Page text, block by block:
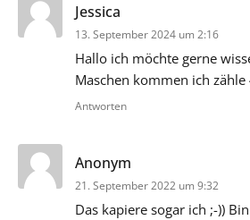
Jessica
13. September 2024 um 2:16
Hallo ich möchte gerne
Maschen kommen ich
Antworten
Anonym
21. September 2022 um 9:32
Das kapiere sogar ich ;-))